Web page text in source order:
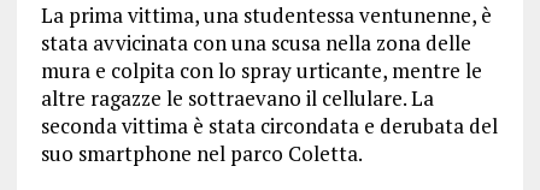
La prima vittima, una studentessa ventunenne, è
stata avvicinata con una scusa nella zona delle
mura e colpita con lo spray urticante, mentre le
altre ragazze le sottraevano il cellulare. La
seconda vittima è stata circondata e derubata del
suo smartphone nel parco Coletta.